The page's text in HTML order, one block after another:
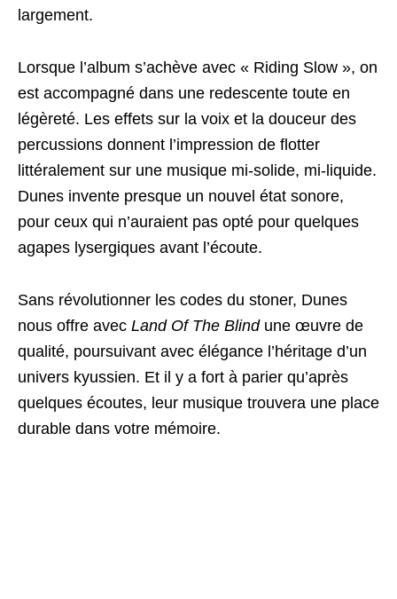
largement.
Lorsque l’album s’achève avec « Riding Slow », on
est accompagné dans une redescente toute en
légèreté. Les effets sur la voix et la douceur des
percussions donnent l’impression de flotter
littéralement sur une musique mi-solide, mi-liquide.
Dunes invente presque un nouvel état sonore,
pour ceux qui n’auraient pas opté pour quelques
agapes lysergiques avant l’écoute.
Sans révolutionner les codes du stoner, Dunes
nous offre avec Land Of The Blindune œuvre de
qualité, poursuivant avec élégance l’héritage d’un
univers kyussien. Et il y a fort à parier qu’après
quelques écoutes, leur musique trouvera une place
durable dans votre mémoire.